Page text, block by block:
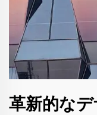
革新的な